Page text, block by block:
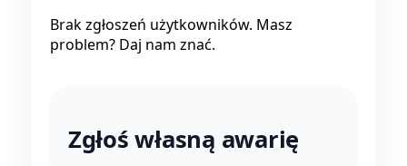
Brak zgłoszeń użytkowników. Masz
problem? Daj nam znać.
Zgłoś własną awarię